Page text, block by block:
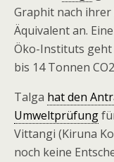
Graphit nach ihrer
Äquivalent an.
Öko-Instituts
bis 14 Tonnen
Talga hat den
Umweltprüfung
Vittangi (Kiruna
noch keine